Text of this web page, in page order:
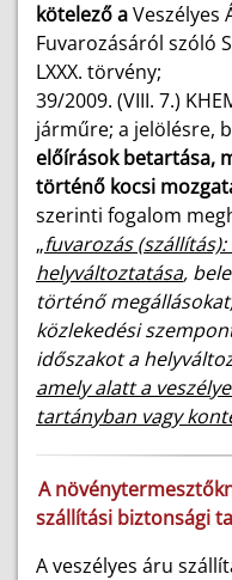
kötelező aVeszélyes
Fuvarozásáról szóló
LXXX. törvény;
39/2009. (VIII. 7.)
járműre; a jelölésre,
előírások betartása,
történő kocsi
szerinti fogalom
„fuvarozás
helyváltoztatása,
történő
közlekedési
időszakot a
amely alatt a
tartányban vagy
A
szállítási biztonsági
A veszélyes áru